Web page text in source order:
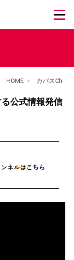
HOME > カパスCh
る公式情報発信